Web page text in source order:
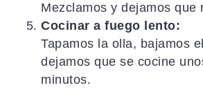
Mezclamos y dejamos que
Cocinar a fuego lento:
Tapamos la olla, bajamos
dejamos que se cocine
minutos.